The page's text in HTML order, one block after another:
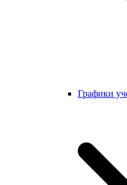
Графики